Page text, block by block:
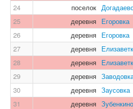
24
поселок
25
деревня Егоровка
26
деревня Егоровка
27
деревня
28
деревня
29
деревня
30
деревня Заусовка
31
деревня Зубенкино